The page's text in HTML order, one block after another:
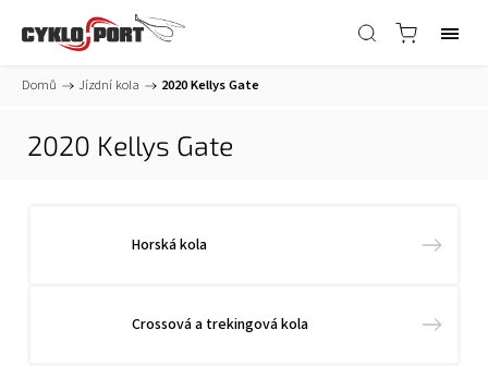
Domů / Jízdní kola / 2020 Kellys Gate
2020 Kellys Gate
Horská kola
Crossová a trekingová kola